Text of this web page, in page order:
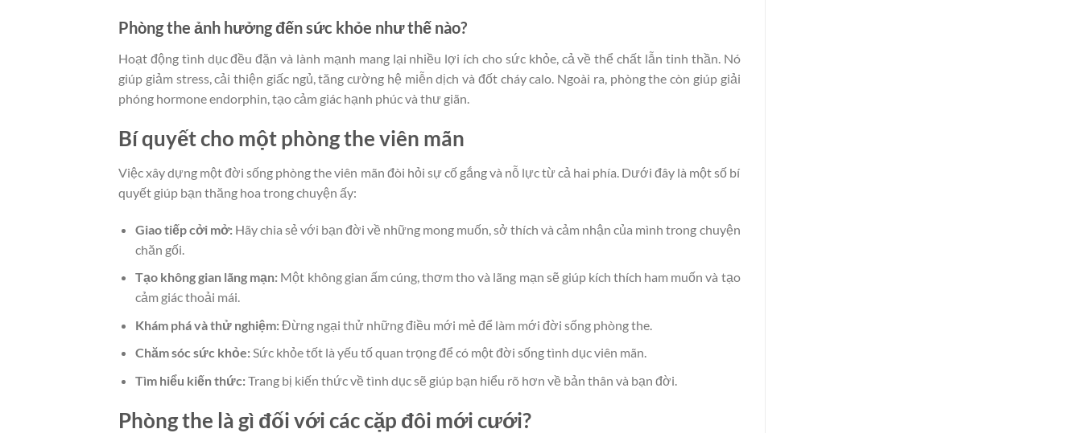
Phòng the ảnh hưởng đến sức khỏe như thế nào?
Hoạt động tình dục đều đặn và lành mạnh mang lại nhiều lợi ích cho sức khỏe, cả về thể chất lẫn tinh thần. Nó
giúp giảm stress, cải thiện giấc ngủ, tăng cường hệ miễn dịch và đốt cháy calo. Ngoài ra, phòng the còn giúp giải
phóng hormone endorphin, tạo cảm giác hạnh phúc và thư giãn.
Bí quyết cho một phòng the viên mãn
Việc xây dựng một đời sống phòng the viên mãn đòi hỏi sự cố gắng và nỗ lực từ cả hai phía. Dưới đây là một số bí
quyết giúp bạn thăng hoa trong chuyện ấy:
Giao tiếp cởi mở:Hãy chia sẻ với bạn đời về những mong muốn, sở thích và cảm nhận của mình trong chuyện
chăn gối.
Tạo không gian lãng mạn: Một không gian ấm cúng, thơm tho và lãng mạn sẽ giúp kích thích ham muốn và tạo
cảm giác thoải mái.
Khám phá và thử nghiệm:Đừng ngại thử những điều mới mẻ để làm mới đời sống phòng the.
Chăm sóc sức khỏe:Sức khỏe tốt là yếu tố quan trọng để có một đời sống tình dục viên mãn.
Tìm hiểu kiến thức:Trang bị kiến thức về tình dục sẽ giúp bạn hiểu rõ hơn về bản thân và bạn đời.
Phòng the là gì đối với các cặp đôi mới cưới?